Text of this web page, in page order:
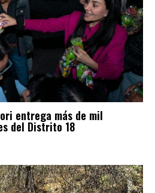
entrega más de mil
del Distrito 18